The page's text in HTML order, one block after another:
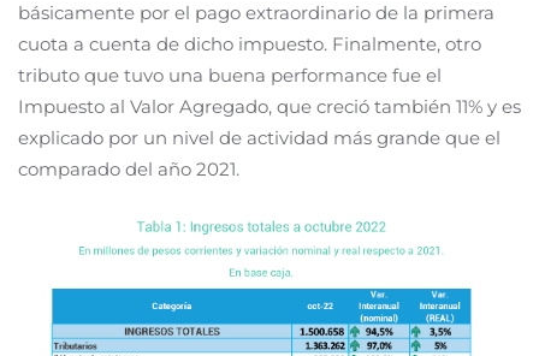
básicamente por el pago extraordinario de la primera
cuota a cuenta de dicho impuesto. Finalmente, otro
tributo que tuvo una buena performance fue el
Impuesto al Valor Agregado, que creció también 11% y es
explicado por un nivel de actividad más grande que el
comparado del año 2021.